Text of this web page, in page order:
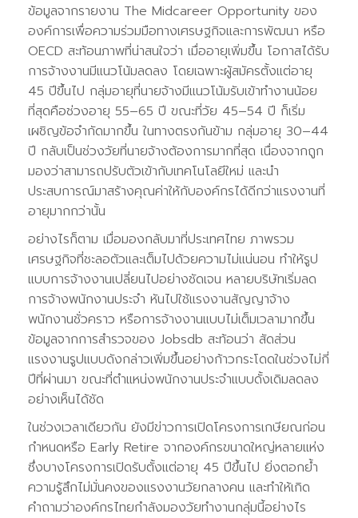
ข้อมูลจากรายงาน The Midcareer Opportunity ของ
องค์การเพื่อความร่วมมือทางเศรษฐกิจและการพัฒนา หรือ
OECD สะท้อนภาพที่น่าสนใจว่า เมื่ออายุเพิ่มขึ้น โอกาสได้รับ
การจ้างงานมีแนวโน้มลดลง โดยเฉพาะผู้สมัครตั้งแต่อายุ
45 ปีขึ้นไป กลุ่มอายุที่นายจ้างมีแนวโน้มรับเข้าทำงานน้อย
ที่สุดคือช่วงอายุ 55–65 ปี ขณะที่วัย 45–54 ปี ก็เริ่ม
เผชิญข้อจำกัดมากขึ้น ในทางตรงกันข้าม กลุ่มอายุ 30–44
ปี กลับเป็นช่วงวัยที่นายจ้างต้องการมากที่สุด เนื่องจากถูก
มองว่าสามารถปรับตัวเข้ากับเทคโนโลยีใหม่ และนำ
ประสบการณ์มาสร้างคุณค่าให้กับองค์กรได้ดีกว่าแรงงานที่
อายุมากกว่านั้น
อย่างไรก็ตาม เมื่อมองกลับมาที่ประเทศไทย ภาพรวม
เศรษฐกิจที่ชะลอตัวและเต็มไปด้วยความไม่แน่นอน ทำให้รูป
แบบการจ้างงานเปลี่ยนไปอย่างชัดเจน หลายบริษัทเริ่มลด
การจ้างพนักงานประจำ หันไปใช้แรงงานสัญญาจ้าง
พนักงานชั่วคราว หรือการจ้างงานแบบไม่เต็มเวลามากขึ้น
ข้อมูลจากการสำรวจของ Jobsdb สะท้อนว่า สัดส่วน
แรงงานรูปแบบดังกล่าวเพิ่มขึ้นอย่างก้าวกระโดดในช่วงไม่กี่
ปีที่ผ่านมา ขณะที่ตำแหน่งพนักงานประจำแบบดั้งเดิมลดลง
อย่างเห็นได้ชัด
ในช่วงเวลาเดียวกัน ยังมีข่าวการเปิดโครงการเกษียณก่อน
กำหนดหรือ Early Retire จากองค์กรขนาดใหญ่หลายแห่ง
ซึ่งบางโครงการเปิดรับตั้งแต่อายุ 45 ปีขึ้นไป ยิ่งตอกย้ำ
ความรู้สึกไม่มั่นคงของแรงงานวัยกลางคน และทำให้เกิด
คำถามว่าองค์กรไทยกำลังมองวัยทำงานกลุ่มนี้อย่างไร